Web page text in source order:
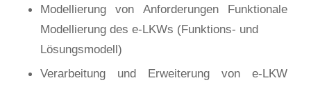
Modellierung von Anforderungen Funktionale
Modellierung des e-LKWs (Funktions- und
Lösungsmodell)
Verarbeitung und Erweiterung von e-LKW